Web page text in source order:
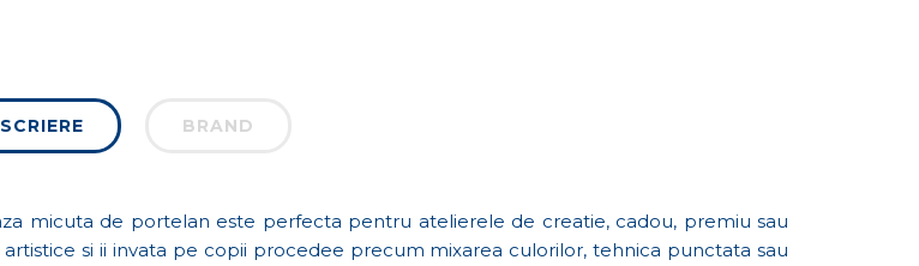
BRAND
micuta de portelan este perfecta pentru atelierele de creatie, cadou, premiu sau
si ii invata pe copii procedee precum mixarea culorilor, tehnica punctata sau